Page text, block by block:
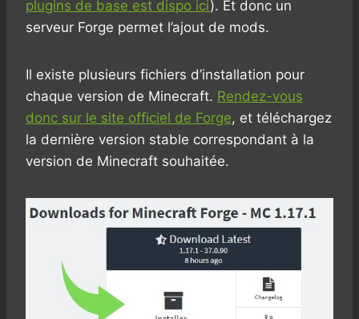
plugins de base est dispo ici). Et donc un
serveur Forge permet l’ajout de mods.
Il existe plusieurs fichiers d’installation pour
chaque version de Minecraft. Rendez-vous
donc sur le site officiel de Forge, et téléchargez
la dernière version stable correspondant à la
version de Minecraft souhaitée.